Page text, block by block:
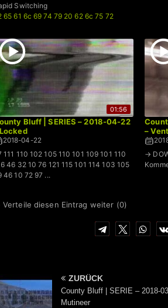
Switching
65 61 6c 69 74 79 20 62 6c 75 72
01:56
Bluff | SERIES – 2018-04-22
2018-04-22
111 110 102 105 110 101 109 101 110
46 32 10 76 121 115 101 114 103 105
46 10 72 97 ...
–
→
diesen Eintrag weiter (0)
ZURÜCK
County Bluff | SERIE – 2018-
Mutineer